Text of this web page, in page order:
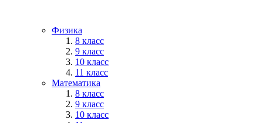
Физика
8 класс
9 класс
10 класс
11 класс
Математика
8 класс
9 класс
10 класс